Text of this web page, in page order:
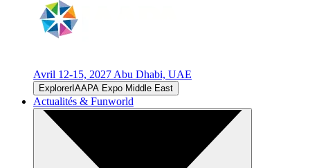
Avril 12-15, 2027 Abu Dhabi, UAE
ExplorerIAAPA Expo Middle East
Actualités & Funworld